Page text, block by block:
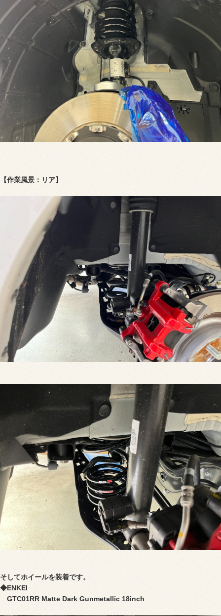
【作業風景：リア】
そしてホイールを装着です。
◆ENKEI
GTC01RR Matte Dark Gunmetallic 18inch